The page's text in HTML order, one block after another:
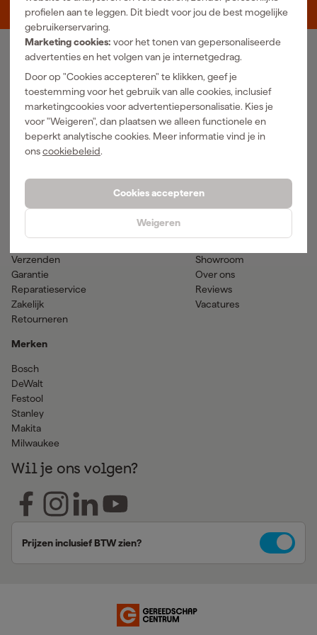
profielen aan te leggen. Dit biedt voor jou de best mogelijke
gebruikerservaring.
Marketing cookies: voor het tonen van gepersonaliseerde
advertenties en het volgen van je internetgedrag.
Door op "Cookies accepteren" te klikken, geef je
toestemming voor het gebruik van alle cookies, inclusief
marketingcookies voor advertentiepersonalisatie. Kies je
voor "Weigeren", dan plaatsen we alleen functionele en
beperkt analytische cookies. Meer informatie vind je in
onscookiebeleid.
Cookies accepteren
Weigeren
Luchtgereedschap
Elektra
Reiniging
Klimaatbeheersing
Bevestigingsmateriaal
Transport en werkplaats
Handgereedschap
Meetgereedschap
Elektrisch gereedschap
Accu gereedschap
Verf & verfbenodigdheden
Hulp & contact
Verzenden
Garantie
Reparatieservice
Zakelijk
Retourneren
Merken
Bosch
DeWalt
Festool
Stanley
Makita
Milwaukee
Gereedschapcentrum
Showroom
Over ons
Reviews
Vacatures
Wil je ons volgen?
Prijzen inclusief BTW zien?